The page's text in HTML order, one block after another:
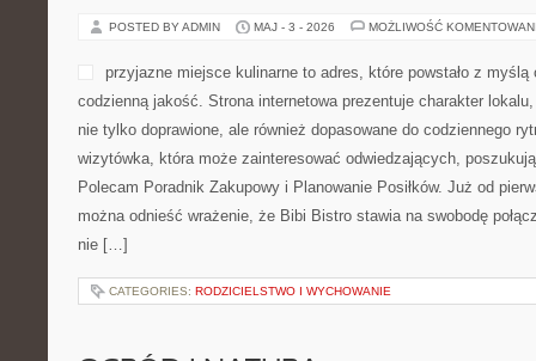
POSTED BY ADMIN MAJ - 3 - 2026 MOŻLIWOŚĆ
przyjazne miejsce kulinarne to adres, które powstało z
codzienną jakość. Strona internetowa prezentuje charakter
nie tylko doprawione, ale również dopasowane do codziennego
wizytówka, która może zainteresować odwiedzających,
Polecam Poradnik Zakupowy i Planowanie Posiłków. Już od
można odnieść wrażenie, że Bibi Bistro stawia na swobodę
nie […]
CATEGORIES: RODZICIELSTWO I WYCHOWANIE